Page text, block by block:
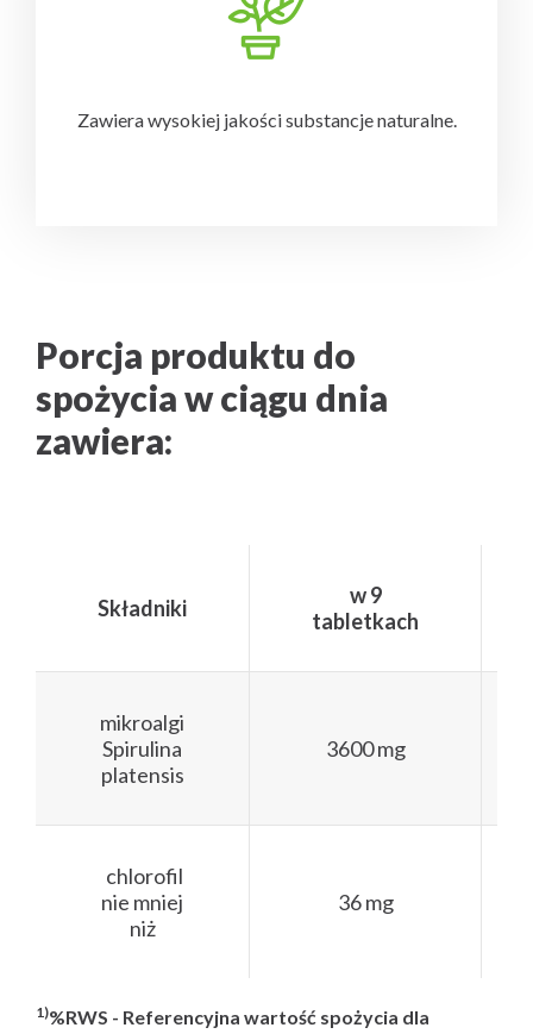
Zawiera wysokiej jakości substancjenaturalne.
Porcja produktu do
spożycia w ciągu dnia
zawiera:
Składniki
w 9
tabletkach
mikroalgi
Spirulina
platensis
3600 mg
chlorofil
nie mniej
niż
36 mg
1)%RWS - Referencyjna wartość spożycia dla